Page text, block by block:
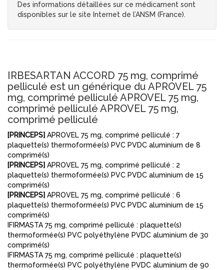
Des informations détaillées sur ce médicament sont
disponibles sur le site Internet de l’ANSM (France).
IRBESARTAN ACCORD 75 mg, comprimé
pelliculé est un générique du APROVEL 75
mg, comprimé pelliculé APROVEL 75 mg,
comprimé pelliculé APROVEL 75 mg,
comprimé pelliculé
[PRINCEPS] APROVEL 75 mg, comprimé pelliculé : 7
plaquette(s) thermoformée(s) PVC PVDC aluminium de 8
comprimé(s)
[PRINCEPS] APROVEL 75 mg, comprimé pelliculé : 2
plaquette(s) thermoformée(s) PVC PVDC aluminium de 15
comprimé(s)
[PRINCEPS] APROVEL 75 mg, comprimé pelliculé : 6
plaquette(s) thermoformée(s) PVC PVDC aluminium de 15
comprimé(s)
IFIRMASTA 75 mg, comprimé pelliculé : plaquette(s)
thermoformée(s) PVC polyéthylène PVDC aluminium de 30
comprimé(s)
IFIRMASTA 75 mg, comprimé pelliculé : plaquette(s)
thermoformée(s) PVC polyéthylène PVDC aluminium de 90